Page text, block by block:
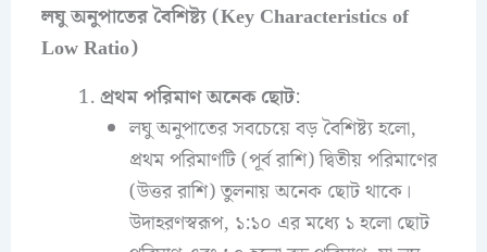
লঘু অনুপাতের বৈশিষ্ট্য (Key Characteristics of
Low Ratio)
প্রথম পরিমাণ অনেক ছোট:
লঘু অনুপাতের সবচেয়ে বড় বৈশিষ্ট্য হলো,
প্রথম পরিমাণটি (পূর্ব রাশি) দ্বিতীয় পরিমাণের
(উত্তর রাশি) তুলনায় অনেক ছোট থাকে।
উদাহরণস্বরূপ, ১:১০ এর মধ্যে ১ হলো ছোট